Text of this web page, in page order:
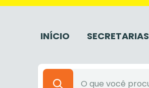
INÍCIO SECRETARIAS